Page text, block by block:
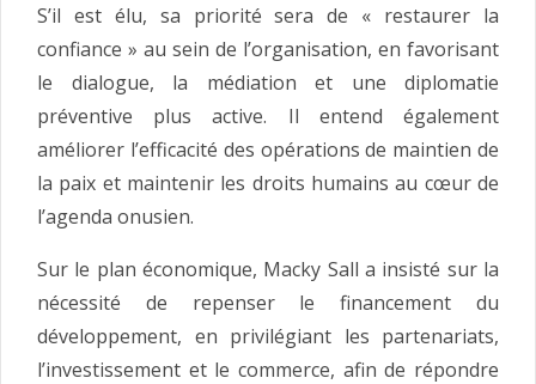
S’il est élu, sa priorité sera de « restaurer la
confiance » au sein de l’organisation, en favorisant
le dialogue, la médiation et une diplomatie
préventive plus active. Il entend également
améliorer l’efficacité des opérations de maintien de
la paix et maintenir les droits humains au cœur de
l’agenda onusien.
Sur le plan économique, Macky Sall a insisté sur la
nécessité de repenser le financement du
développement, en privilégiant les partenariats,
l’investissement et le commerce, afin de répondre